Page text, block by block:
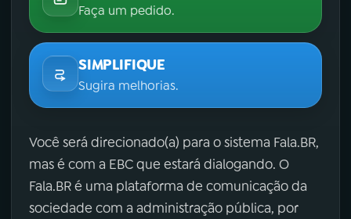
Faça um pedido.
SIMPLIFIQUE
Sugira melhorias.
Você será direcionado(a) para o sistema Fala.BR,
mas é com a EBC que estará dialogando. O
Fala.BR é uma plataforma de comunicação da
sociedade com a administração pública, por